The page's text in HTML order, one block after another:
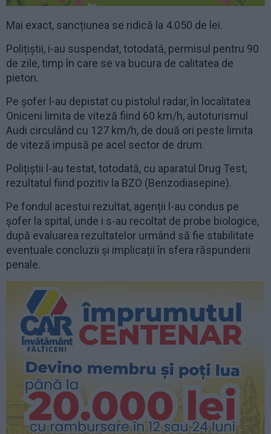
Mai exact, sancțiunea se ridică la 4.050 de lei.
Polițiștii, i-au suspendat, totodată, permisul pentru 90
de zile, timp în care se va bucura de calitatea de
pieton.
Pe șofer l-au depistat cu pistolul radar, în localitatea
Oniceni limita de viteză fiind 60 km/h, autoturismul
Audi circulând cu 127 km/h, de două ori peste limita
de viteză impusă pe acel sector de drum.
Polițiștii l-au testat, totodată, cu aparatul Drug Test,
rezultatul fiind pozitiv la BZO (Benzodiasepine).
Pe fondul acestui rezultat, agenții l-au condus pe
șofer la spital, unde i s-au recoltat de probe biologice,
după evaluarea rezultatelor urmând să fie stabilitate
eventuale concluzii și implicații în sfera răspunderii
penale.